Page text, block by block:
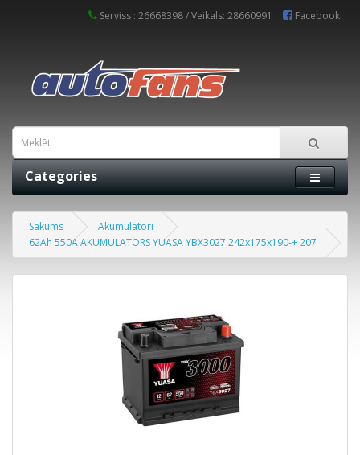
Serviss : 26668398 / Veikals: 28660991 Facebook
Categories
Sākums
Akumulatori
62Ah 550A AKUMULATORS YUASA YBX3027 242x175x190-+ 207